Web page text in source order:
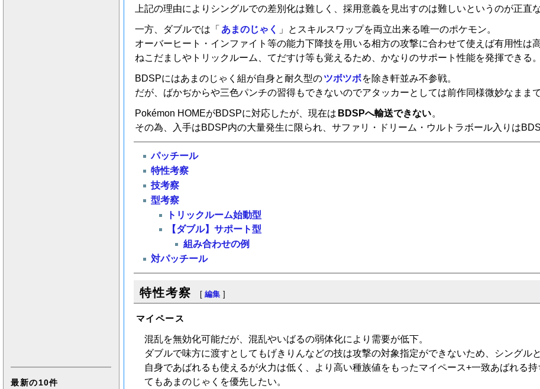
最新の10件
上記の理由によりシングルでの差別化は難しく、採用意義を見出すのは難しいというのが正直な
一方、ダブルでは「 あまのじゃく
」とスキルスワップを両立出来る唯一のポケモン。
オーバーヒート・インファイト等の能力下降技を用いる相方の攻撃に合わせて使えば有用性は
ねこだましやトリックルーム、てだすけ等も覚えるため、かなりのサポート性能を発揮できる。
BDSPにはあまのじゃく組が自身と耐久型のツボツボを除き軒並み不参戦。
だが、ばかぢからや三色パンチの習得もできないのでアタッカーとしては前作同様微妙なままで
Pokémon HOMEがBDSPに対応したが、現在は BDSPへ輸送できない。
その為、入手はBDSP内の大量発生に限られ、サファリ・ドリーム・ウルトラボール入りは
パッチール
特性考察
技考察
型考察
トリックルーム始動型
【ダブル】サポート型
組み合わせの例
対パッチール
特性考察 [ 編集 ]
マイペース
混乱を無効化可能だが、混乱やいばるの弱体化により需要が低下。
ダブルで味方に渡すとしてもげきりんなどの技は攻撃の対象指定ができないため、シングル
自身であばれるも使えるが火力は低く、より高い種族値をもったマイペース+一致あばれる持
てもあまのじゃくを優先したい。